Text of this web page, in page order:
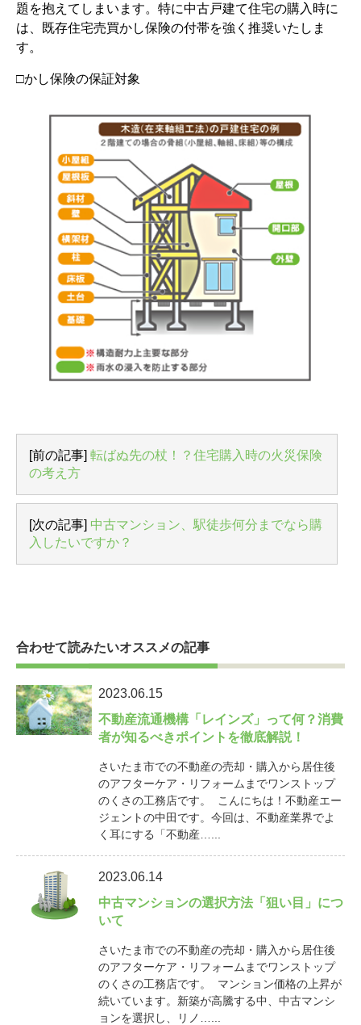
題を抱えてしまいます。特に中古戸建て住宅の購入時に
は、既存住宅売買かし保険の付帯を強く推奨いたしま
す。
□かし保険の保証対象
[前の記事] 転ばぬ先の杖！？住宅購入時の火災保険
の考え方
[次の記事] 中古マンション、駅徒歩何分までなら購
入したいですか？
合わせて読みたいオススメの記事
2023.06.15
不動産流通機構「レインズ」って何？消費
者が知るべきポイントを徹底解説！
さいたま市での不動産の売却・購入から居住後
のアフターケア・リフォームまでワンストップ
のくさの工務店です。 こんにちは！不動産エー
ジェントの中田です。今回は、不動産業界でよ
く耳にする「不動産…...
2023.06.14
中古マンションの選択方法「狙い目」につ
いて
さいたま市での不動産の売却・購入から居住後
のアフターケア・リフォームまでワンストップ
のくさの工務店です。 マンション価格の上昇が
続いています。新築が高騰する中、中古マンシ
ョンを選択し、リノ…...